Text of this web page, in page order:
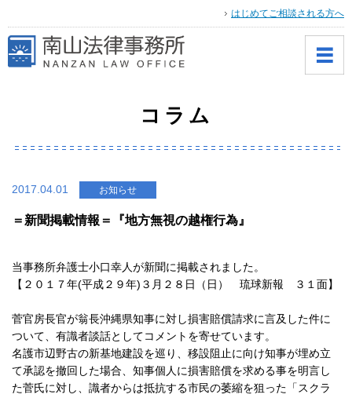
はじめてご相談される方へ
コラム
2017.04.01 お知らせ
＝新聞掲載情報＝『地方無視の越権行為』
当事務所弁護士小口幸人が新聞に掲載されました。
【２０１７年(平成２９年)３月２８日（日） 琉球新報 ３１面】
菅官房長官が翁長沖縄県知事に対し損害賠償請求に言及した件に
ついて、有識者談話としてコメントを寄せています。
名護市辺野古の新基地建設を巡り、移設阻止に向け知事が埋め立
て承認を撤回した場合、知事個人に損害賠償を求める事を明言し
た菅氏に対し、識者からは抵抗する市民の萎縮を狙った「スクラ